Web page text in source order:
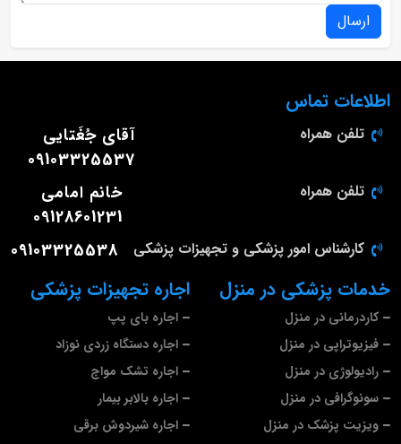
ارسال
اجاره تجهیزات پزشکی
اجاره بای پپ
اجاره دستگاه زردی نوزاد
اجاره تشک مواج
اجاره بالابر بیمار
اجاره شیردوش برقی
خدمات پزشکی در منزل
کاردرمانی در منزل
فیزیوتراپی در منزل
رادیولوژی در منزل
سونوگرافی در منزل
ویزیت پزشک در منزل
اطلاعات تماس
تلفن همراه
آقای جُغَتایی
09103325537
تلفن همراه
خانم امامی
09128601231
کارشناس امور پزشکی و تجهیزات پزشکی 09103325538